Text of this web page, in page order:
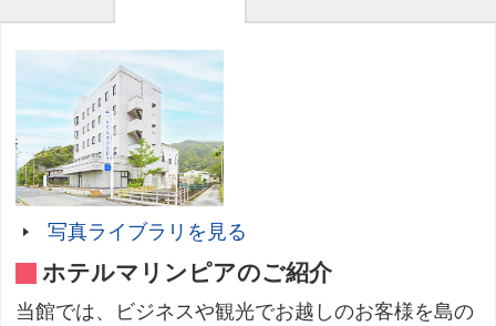
写真ライブラリを見る
ホテルマリンピアのご紹介
当館では、ビジネスや観光でお越しのお客様を島の